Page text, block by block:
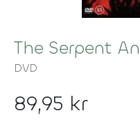
The Serpent
DVD
89,95 kr